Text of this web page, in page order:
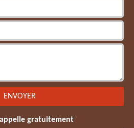
gratuitement